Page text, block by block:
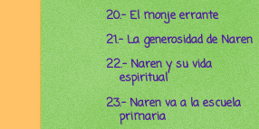
20.- El monje errante
21.- La generosidad de Naren
22.- Naren y su vida
espiritual
23.- Naren va a la escuela
primaria